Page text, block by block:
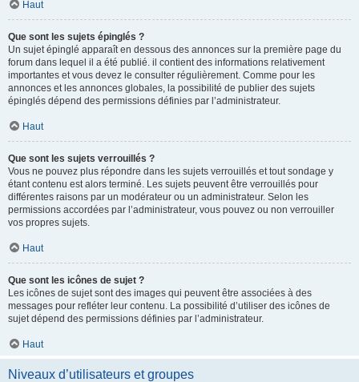
Haut
Que sont les sujets épinglés ?
Un sujet épinglé apparaît en dessous des annonces sur la première page du
forum dans lequel il a été publié. il contient des informations relativement
importantes et vous devez le consulter régulièrement. Comme pour les
annonces et les annonces globales, la possibilité de publier des sujets
épinglés dépend des permissions définies par l’administrateur.
Haut
Que sont les sujets verrouillés ?
Vous ne pouvez plus répondre dans les sujets verrouillés et tout sondage y
étant contenu est alors terminé. Les sujets peuvent être verrouillés pour
différentes raisons par un modérateur ou un administrateur. Selon les
permissions accordées par l’administrateur, vous pouvez ou non verrouiller
vos propres sujets.
Haut
Que sont les icônes de sujet ?
Les icônes de sujet sont des images qui peuvent être associées à des
messages pour refléter leur contenu. La possibilité d’utiliser des icônes de
sujet dépend des permissions définies par l’administrateur.
Haut
Niveaux d’utilisateurs et groupes